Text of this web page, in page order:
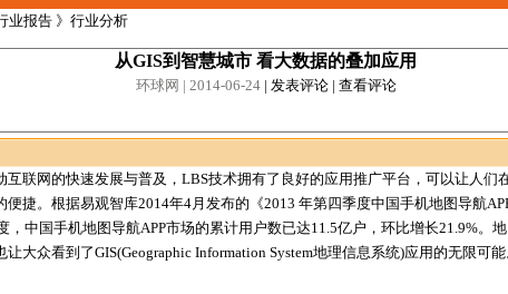
业报告 》行业分析
从GIS到智慧城市 看大数据的叠加应用
环球网 | 2014-06-24 | 发表评论| 查看评论
网的快速发展与普及，LBS技术拥有了良好的应用推广平台，可以让人们
便捷。根据易观智库2014年4月发布的《2013 年第四季度中国手机地图导航
，中国手机地图导航APP市场的累计用户数已达11.5亿户，环比增长21.9%。
大众看到了GIS(Geographic Information System地理信息系统)应用的无限可能